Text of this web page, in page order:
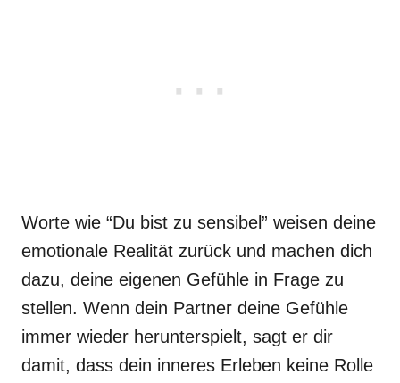
Worte wie “Du bist zu sensibel” weisen deine
emotionale Realität zurück und machen dich
dazu, deine eigenen Gefühle in Frage zu
stellen. Wenn dein Partner deine Gefühle
immer wieder herunterspielt, sagt er dir
damit, dass dein inneres Erleben keine Rolle